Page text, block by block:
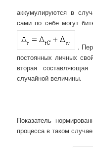
аккумулируются в
сами по себе могут
.
постоянных личных
вторая
случайной величины.
Показатель
процесса в таком